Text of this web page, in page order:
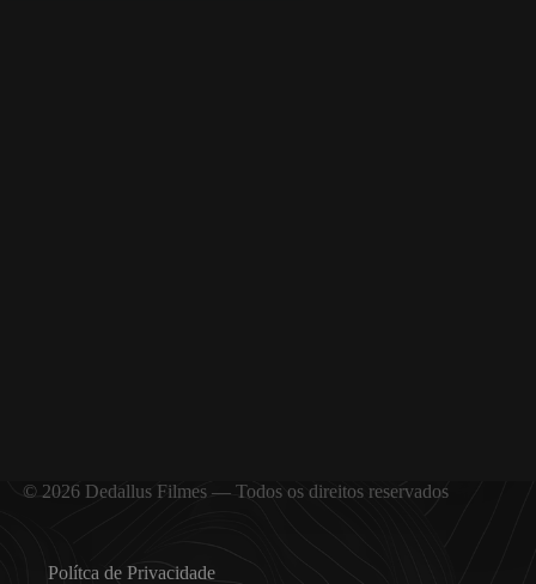
© 2026 Dedallus Filmes — Todos os direitos reservados
Polítca de Privacidade